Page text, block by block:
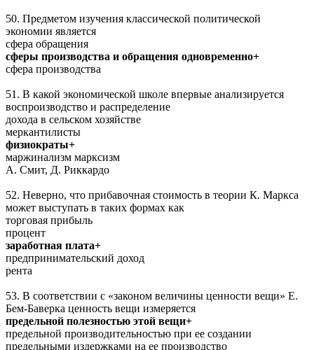
50. Предметом изучения классической политической
экономии является
сфера обращения
сферы производства и обращения одновременно+
сфера производства
51. В какой экономической школе впервые анализируется
воспроизводство и распределение
дохода в сельском хозяйстве
меркантилисты
физиократы+
маржинализм марксизм
А. Смит, Д. Риккардо
52. Неверно, что прибавочная стоимость в теории К. Маркса
может выступать в таких формах как
торговая прибыль
процент
заработная плата+
предпринимательский доход
рента
53. В соответствии с «законом величины ценности вещи» Е.
Бем-Баверка ценность вещи измеряется
предельной полезностью этой вещи+
предельной производительностью при ее создании
предельными издержками на ее производство